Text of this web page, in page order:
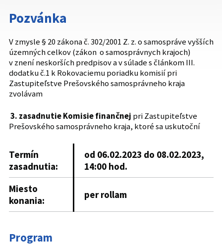
Pozvánka
V zmysle § 20 zákona č. 302/2001 Z. z. o samospráve vyšších
územných celkov (zákon o samosprávnych krajoch)
v znení neskorších predpisov a v súlade s článkom III.
dodatku č.1 k Rokovaciemu poriadku komisií pri
Zastupiteľstve Prešovského samosprávneho kraja
zvolávam
3. zasadnutie Komisie finančnej pri Zastupiteľstve
Prešovského samosprávneho kraja, ktoré sa uskutoční
Termín
zasadnutia:
od 06.02.2023 do 08.02.2023,
14:00 hod.
Miesto
konania:
per rollam
Program